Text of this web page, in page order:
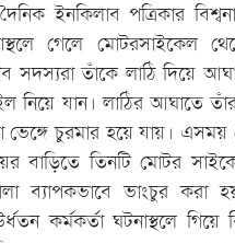
ইনকিলাব পত্রিকার
গেলে মোটরসাইকেল
সদস্যরা তাঁকে লাঠি দিয়ে
নিয়ে যান। লাঠির আঘাতে
ভেঙ্গে চুরমার হয়ে যায়।
বাড়িতে তিনটি মোটর
ব্যাপকভাবে ভাংচুর করা
কর্মকর্তা ঘটনাস্থলে গিয়ে